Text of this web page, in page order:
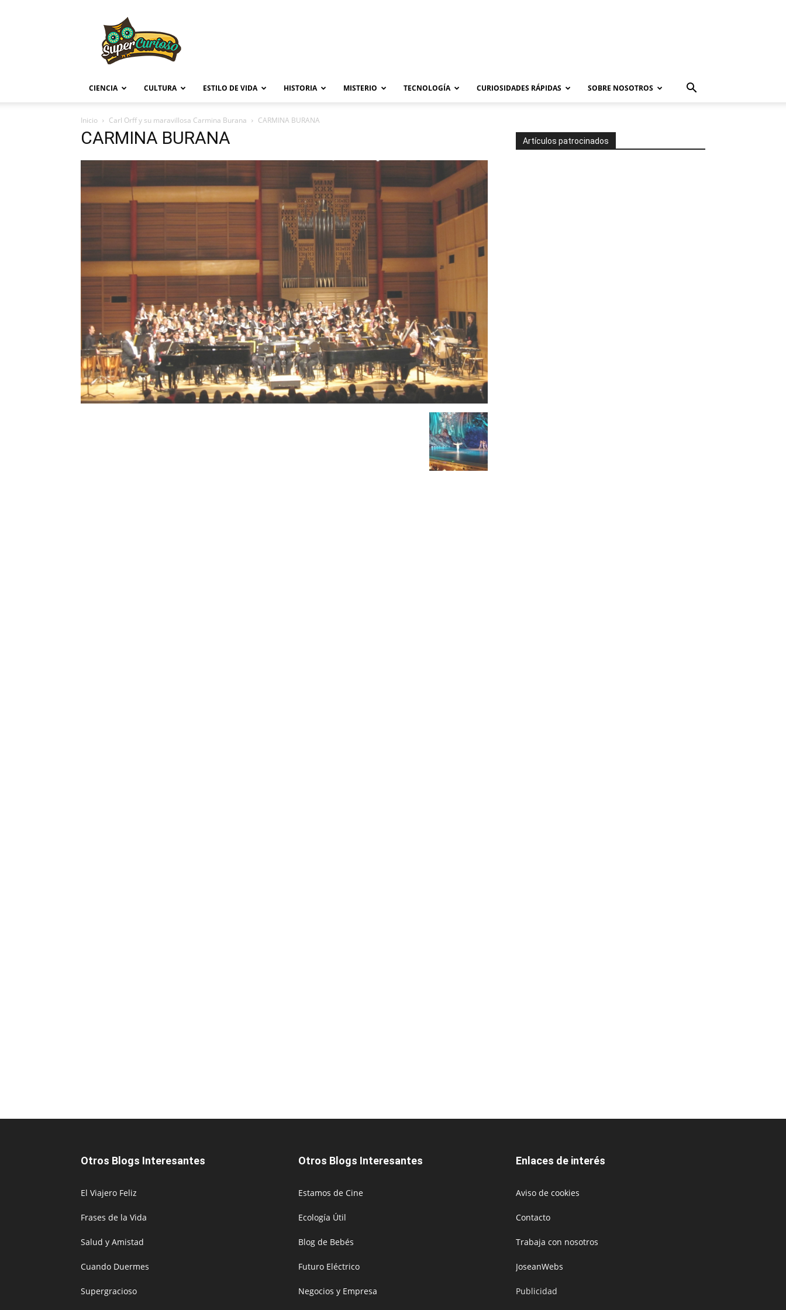
CIENCIA CULTURA ESTILO DE VIDA HISTORIA MISTERIO TECNOLOGÍA CURIOSIDADES RÁPIDAS SOBRE NOSOTROS
Inicio Carl Orff y su maravillosa Carmina Burana CARMINA BURANA
CARMINA BURANA Artículos patrocinados
Otros Blogs Interesantes
El Viajero Feliz
Frases de la Vida
Salud y Amistad
Cuando Duermes
Supergracioso
Otros Blogs Interesantes
Estamos de Cine
Ecología Útil
Blog de Bebés
Futuro Eléctrico
Negocios y Empresa
Enlaces de interés
Aviso de cookies
Contacto
Trabaja con nosotros
JoseanWebs
Publicidad